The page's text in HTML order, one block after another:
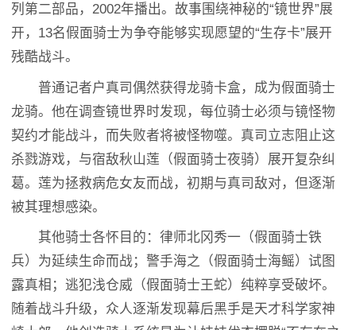
列第二部品，2002年播出。故事围绕神秘的“镜世界”展
开，13名假面骑士为争夺能够实现愿望的“生存卡”展开
残酷战斗。
普通记者户真司偶然获得龙骑卡盒，成为假面骑士
龙骑。他在调查镜世界时发现，每位骑士必须与镜怪物
契约才能战斗，而失败者将被怪物噬。真司立志阻止这
杀戮游戏，与宿敌秋山莲（假面骑士夜骑）展开复杂纠
葛。莲为拯救病危女友而战，初期与真司敌对，但逐渐
被其理想感染。
其他骑士各怀目的：律师北冈秀一（假面骑士铁
兵）为延续生命而战；警手海之（假面骑士海鳐）试图
露真相；逃犯浅仓威（假面骑士王蛇）纯粹享受破坏。
随着战斗升级，众人逐渐发现幕后黑手是天才科学家神